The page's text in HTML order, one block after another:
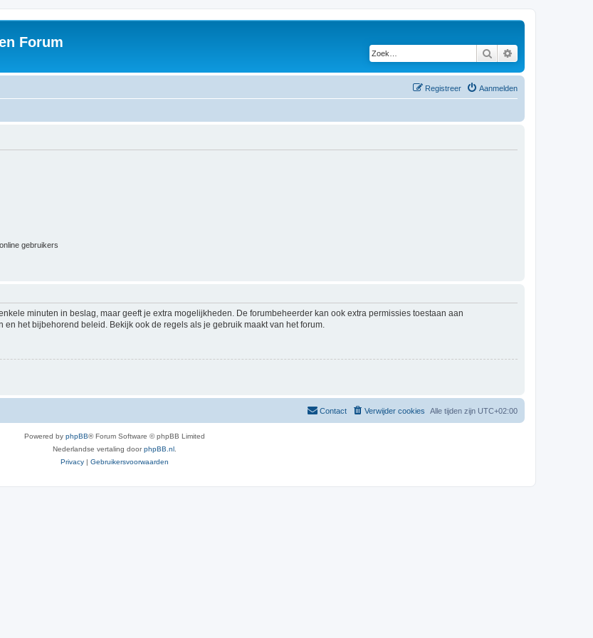
Forum
Zoek
Aanmelden
Registreer
gebruikers
minuten in beslag, maar geeft je extra mogelijkheden. De forumbeheerder kan ook extra permissies toestaan aan
het bijbehorend beleid. Bekijk ook de regels als je gebruik maakt van het forum.
Alle tijden zijn UTC+02:00
Verwijder cookies
Contact
Powered by phpBB® Forum Software © phpBB Limited
Nederlandse vertaling doorphpBB.nl
Privacy | Gebruikersvoorwaarden